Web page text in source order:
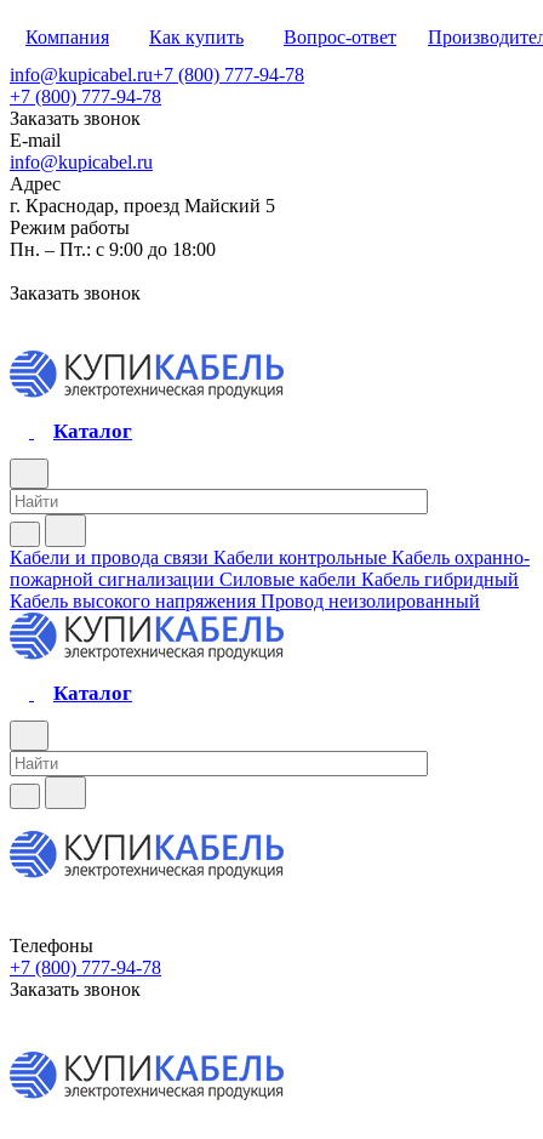
Компания Как купить Вопрос-ответ
info@kupicabel.ru+7 (800) 777-94-78
+7 (800) 777-94-78
Заказать звонок
E-mail
info@kupicabel.ru
Адрес
г. Краснодар, проезд Майский 5
Режим работы
Пн. – Пт.: с 9:00 до 18:00
Заказать звонок
Каталог
Кабели и провода связи Кабели контрольные Кабель охранно-
пожарной сигнализации Силовые кабели Кабель гибридный
Кабель высокого напряжения Провод неизолированный
Каталог
Телефоны
+7 (800) 777-94-78
Заказать звонок